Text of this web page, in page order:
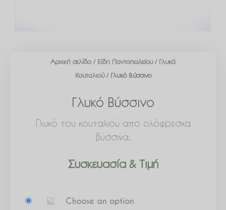
Αρχική σελίδα / Είδη Παντοπωλείου/ Γλυκά
Κουταλιού/ Γλυκό Βύσσινο
Γλυκό Βύσσινο
Γλυκό του κουταλιού απο ολόφρεσκα
βύσσινα.
Συσκευασία & Τιμή
Choose an option
Βύσσινο